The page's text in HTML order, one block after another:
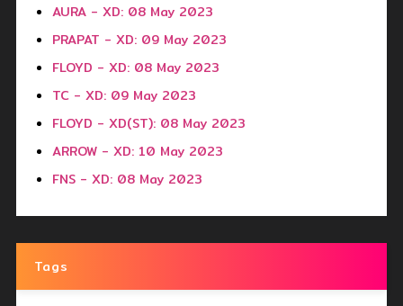
AURA - XD: 08 May 2023
PRAPAT - XD: 09 May 2023
FLOYD - XD: 08 May 2023
TC - XD: 09 May 2023
FLOYD - XD(ST): 08 May 2023
ARROW - XD: 10 May 2023
FNS - XD: 08 May 2023
Tags